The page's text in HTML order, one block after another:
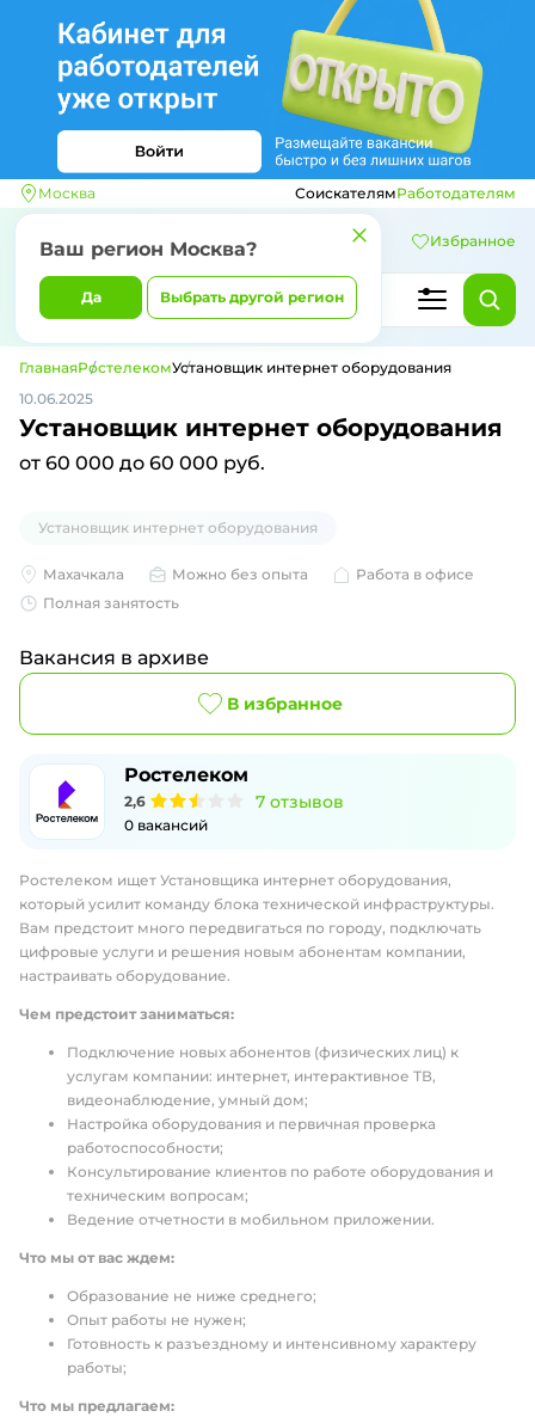
Москва
Ваш регион Москва?
Да Выбрать другой регион
СоискателямРаботодателям
Избранное
ГлавнаяРостелекомУстановщик интернет оборудования
10.06.2025
Установщик интернет оборудования
от 60 000 до 60 000 руб.
Установщик интернет оборудования
Махачкала Можно без опыта
Работа в офисе
Полная занятость
Вакансия в архиве
В избранное
Ростелеком
2,6 7 отзывов
0 вакансий
Ростелеком ищет Установщика интернет оборудования,
который усилит команду блока технической инфраструктуры.
Вам предстоит много передвигаться по городу, подключать
цифровые услуги и решения новым абонентам компании,
настраивать оборудование.
Чем предстоит заниматься:
Подключение новых абонентов (физических лиц) к
услугам компании: интернет, интерактивное ТВ,
видеонаблюдение, умный дом;
Настройка оборудования и первичная проверка
работоспособности;
Консультирование клиентов по работе оборудования и
техническим вопросам;
Ведение отчетности в мобильном приложении.
Что мы от вас ждем:
Образование не ниже среднего;
Опыт работы не нужен;
Готовность к разъездному и интенсивному характеру
работы;
Что мы предлагаем: